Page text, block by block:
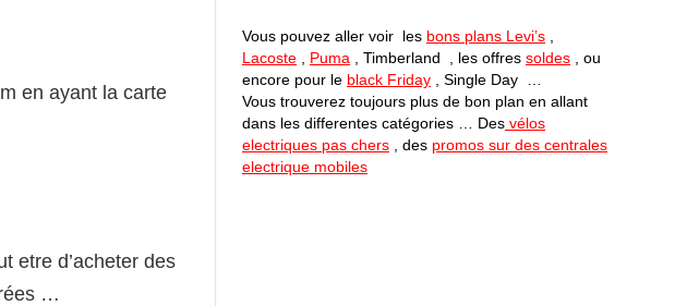
en ayant la carte
etre d’acheter des
…
Vous pouvez aller voir les bons plans Levi’s
Lacoste
Puma , Timberland , les offres soldes , ou
encore pour le black Friday , Single Day …
Vous trouverez toujours plus de bon plan en allant
dans les differentes catégories … Des vélos
electriques pas chers , des promos sur des centrales
electrique mobiles